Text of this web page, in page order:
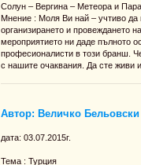
Солун – Вергина – Метеора и
Мнение : Моля Ви най – учтиво да
организирането и провеждането
мероприятието ни даде пълното
професионалисти в този бранш.
с нашите очаквания. Да сте живи
Автор: Величко Бельовски
дата: 03.07.2015г.
Тема : Турция